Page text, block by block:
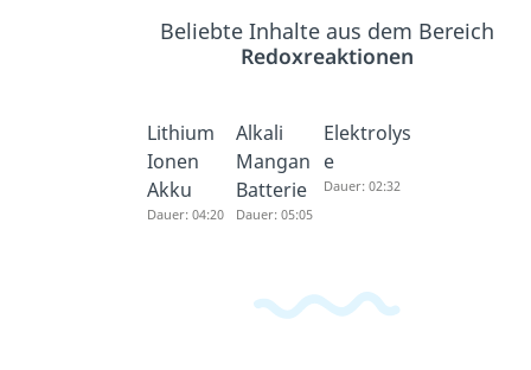
Beliebte Inhalte aus dem Bereich
Redoxreaktionen
Lithium
Ionen
Akku
Dauer: 04:20
Alkali
Mangan
Batterie
Dauer: 05:05
Elektrolys
e
Dauer: 02:32